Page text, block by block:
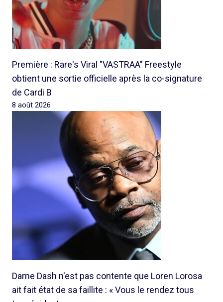
Première : Rare's Viral "VASTRAA" Freestyle
obtient une sortie officielle après la co-signature
de Cardi B
8 août 2026
Dame Dash n'est pas contente que Loren Lorosa
ait fait état de sa faillite : « Vous le rendez tous